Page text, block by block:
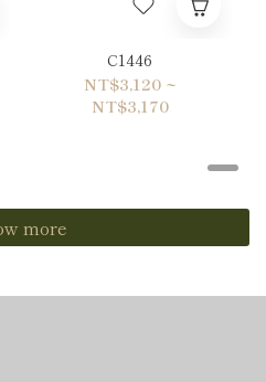
C1446
NT$3,120 ~
NT$3,170
more